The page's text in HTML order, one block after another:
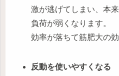
激が逃げてしまい、本
負荷が弱くなります。
効率が落ちて筋肥大の
反動を使いやすくなる